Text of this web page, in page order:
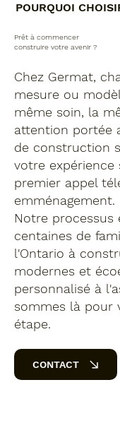
POURQUOI
Prêt à commencer
construire votre avenir ?
Chez Germat,
mesure ou
même soin, la
attention portée
de construction
votre expérience
premier appel
emménagement.
Notre processus
centaines de
l'Ontario à
modernes et
personnalisé à
sommes là pour
étape.
CONTACT